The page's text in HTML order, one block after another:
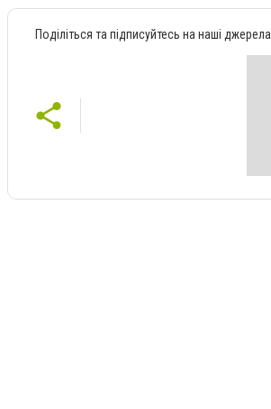
Поділіться та підписуйтесь на наші джерела